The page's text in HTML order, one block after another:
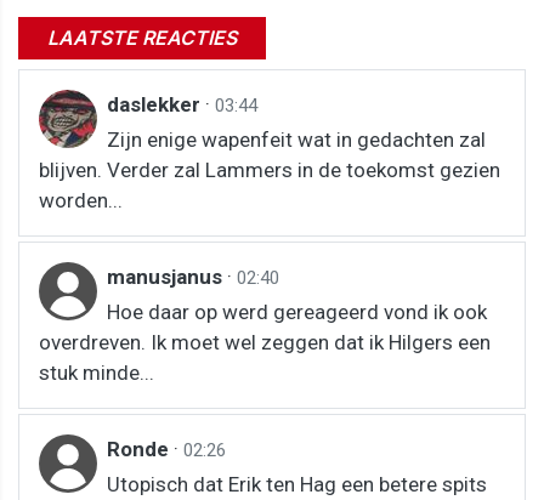
LAATSTE REACTIES
daslekker · 03:44
Zijn enige wapenfeit wat in gedachten zal
blijven. Verder zal Lammers in de toekomst gezien
worden...
manusjanus · 02:40
Hoe daar op werd gereageerd vond ik ook
overdreven. Ik moet wel zeggen dat ik Hilgers een
stuk minde...
Ronde · 02:26
Utopisch dat Erik ten Hag een betere spits